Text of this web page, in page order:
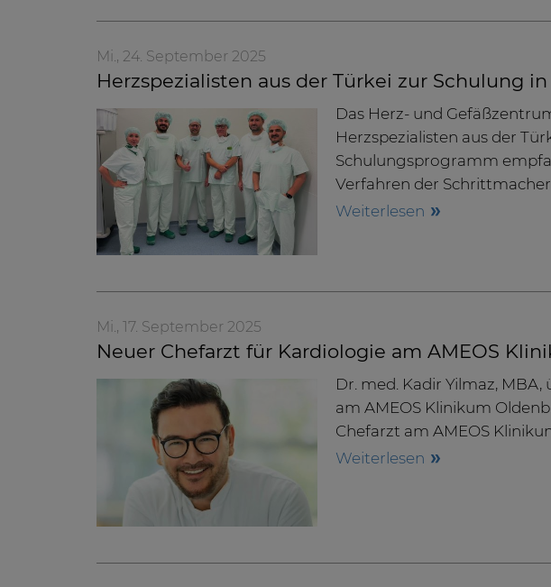
Mi., 24. September 2025
Herzspezialisten aus der Türkei zur Schulung
Das Herz- und
Herzspezialisten aus der
Schulungsprogramm
Verfahren der
Weiterlesen
Mi., 17. September 2025
Neuer Chefarzt für Kardiologie am AMEOS
Dr. med. Kadir Yilmaz,
am AMEOS Klinikum
Chefarzt am AMEOS
Weiterlesen